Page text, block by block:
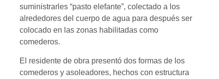
suministrarles “pasto elefante”, colectado a los
alrededores del cuerpo de agua para después ser
colocado en las zonas habilitadas como
comederos.
El residente de obra presentó dos formas de los
comederos y asoleadores, hechos con estructura